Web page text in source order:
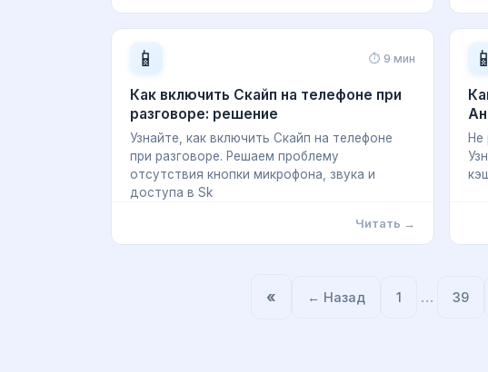
📱 ⏱ 9 мин
Как включить Скайп на телефоне при
разговоре: решение
Узнайте, как включить Скайп на телефоне
при разговоре. Решаем проблему
отсутствия кнопки микрофона, звука и
доступа в Sk
Читать →
📱
Не
« ← Назад 1 … 39